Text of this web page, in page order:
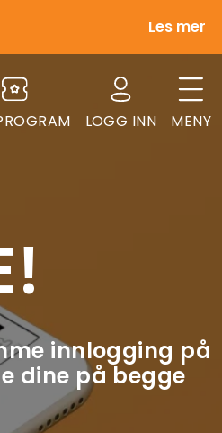
Les mer
LOGG INN MENY
innlogging på
dine på begge